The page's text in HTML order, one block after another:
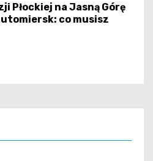
Płockiej na Jasną Górę
co musisz